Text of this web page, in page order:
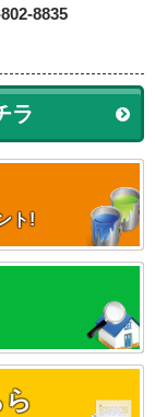
8835
ラ
ト!